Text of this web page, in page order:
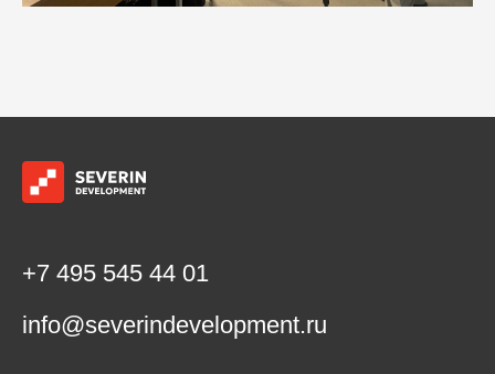
+7 495 545 44 01
info@severindevelopment.ru